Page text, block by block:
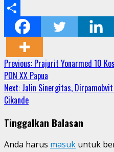
Email
Share
Continue
Reading
Previous: Prajurit Yonarmed 10
PON XX Papua
Next: Jalin Sinergitas,
Cikande
Tinggalkan Balasan
Anda harus masuk untuk